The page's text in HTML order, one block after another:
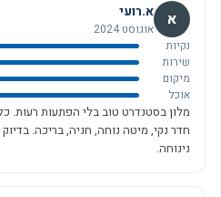
א א.רועי
אוגוסט 2024
נקיות
שירות
מיקום
אוכל
מלון בסטנדרט טוב בלי הפתעות רעות.
חדר נקי, מיטה נוחה, חניה, בריכה.
נינוחה.